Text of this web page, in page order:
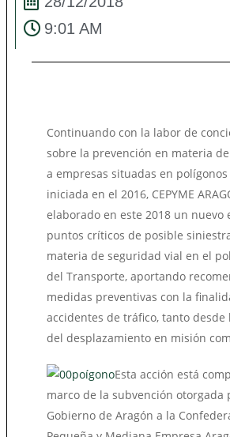
9:01 AM
Continuando con la labor de
sobre la prevención en materia
a empresas situadas en
iniciada en el 2016, CEPYME
elaborado en este 2018 un nuevo
puntos críticos de posible
materia de seguridad vial en el
del Transporte, aportando
medidas preventivas con la
accidentes de tráfico, tanto desde
del desplazamiento en misión
Esta acción está
marco de la subvención otorgada
Gobierno de Aragón a la